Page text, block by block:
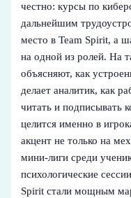
честно: курсы по
дальнейшим
место в Team Spirit, а
на одной из ролей. На
объясняют, как
делает аналитик, как
читать и подписывать
целится именно в
акцент не только на
мини‑лиги среди
психологические
Spirit стали мощным